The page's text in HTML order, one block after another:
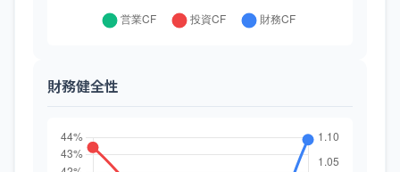
財務健全性